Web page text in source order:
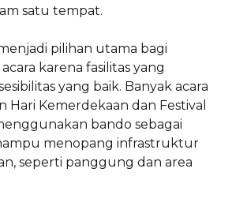
satu tempat.
pilihan utama bagi
karena fasilitas yang
yang baik. Banyak acara
Hari Kemerdekaan dan Festival
bando sebagai
menopang infrastruktur
seperti panggung dan area